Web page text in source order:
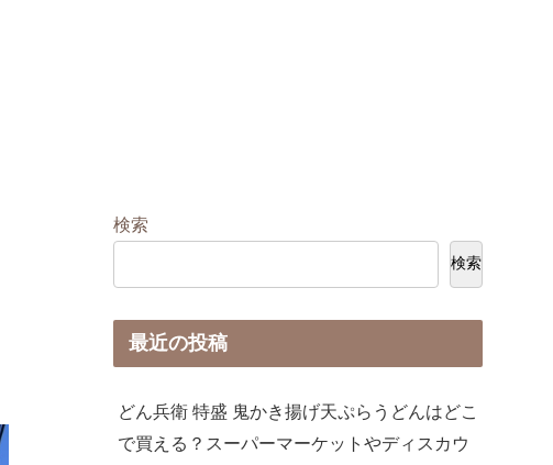
検索
検索
最近の投稿
どん兵衛 特盛 鬼かき揚げ天ぷらうどんはどこ
で買える？スーパーマーケットやディスカウ